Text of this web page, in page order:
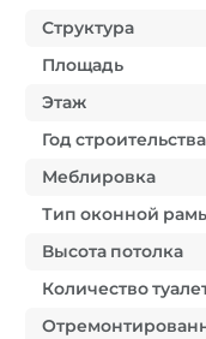
Структура
Площадь
Этаж
Год строительства
Меблировка
Тип оконной
Высота потолка
Количество